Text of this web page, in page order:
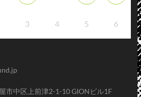
3 4 5 6
市中区上前津2-1-10 GIONビル1F